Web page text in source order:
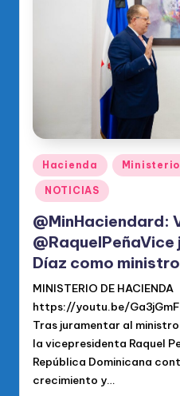
fi
ci
al
d
el
P
R
M
Publicado
en
Hacienda
NOTICIAS
@MinHaciendard:
Díaz como
MINISTERIO DE HACIENDA
https://youtu.be/
Tras juramentar al
la vicepresidenta Raquel
República Dominicana
crecimiento y…